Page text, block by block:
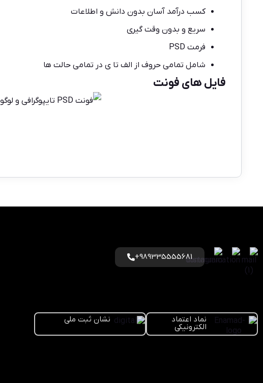
کسب درآمد آسان بدون دانش و اطلاعات
سریع و بدون وقت گیری
فرمت PSD
شامل تمامی حروف از الف تا ی در تمامی حالت ها
فایل های فونت
989335555681+
نماد اعتماد
الکترونیکی
نشان ثبت ملی